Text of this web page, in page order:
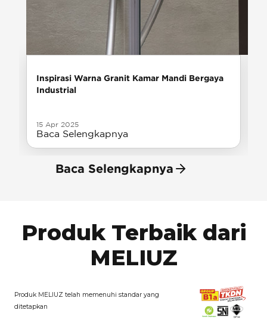
Inspirasi Warna Granit Kamar Mandi Bergaya
Industrial
15 Apr 2025
Baca Selengkapnya
Baca Selengkapnya
Produk Terbaik dari
MELIUZ
Produk MELIUZ telah memenuhi standar yang
ditetapkan